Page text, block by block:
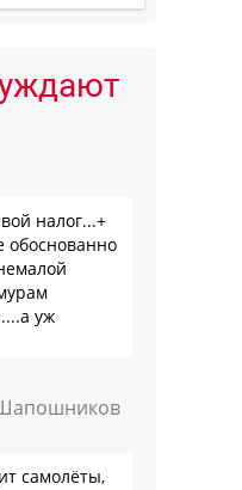
налог...+
обоснованно
уж
самолёты,